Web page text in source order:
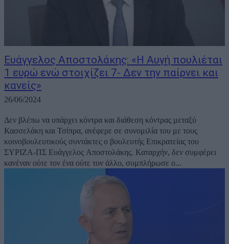
Ευάγγελος Αποστολάκης: «Η Αυγή πουλιέται
1 ευρώ ενώ στοιχίζει 7- Δεν την παίρνει και
κανείς»
26/06/2024
Δεν βλέπω να υπάρχει κόντρα και διάθεση κόντρας μεταξύ
Κασσελάκη και Τσίπρα, ανέφερε σε συνομιλία του με τους
κοινοβουλευτικούς συντάκτες ο βουλευτής Επικρατείας του
ΣΥΡΙΖΑ-ΠΣ Ευάγγελος Αποστολάκης. Καταρχήν, δεν συμφέρει
κανέναν ούτε τον ένα ούτε τον άλλο, συμπλήρωσε ο...